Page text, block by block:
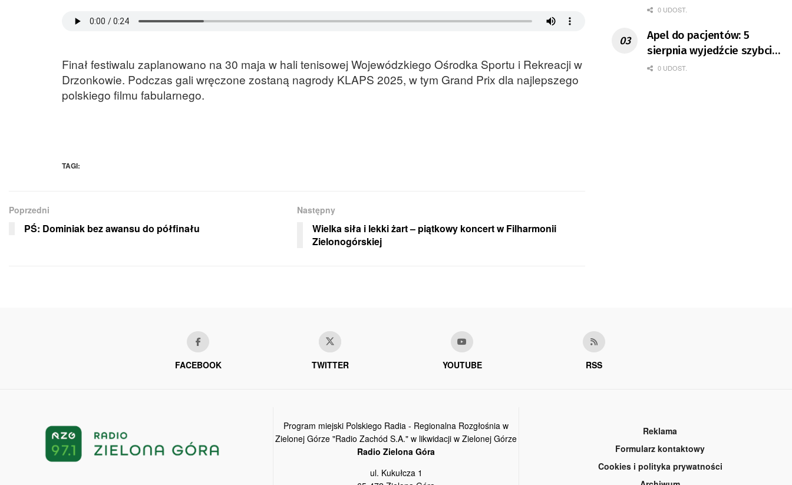
Finał festiwalu zaplanowano na 30 maja w hali tenisowej Wojewódzkiego Ośrodka Sportu i Rekreacji w
Drzonkowie. Podczas gali wręczone zostaną nagrody KLAPS 2025, w tym Grand Prix dla najlepszego
polskiego filmu fabularnego.
TAGI:
Poprzedni
PŚ: Dominiak bez awansu do półfinału
Następny
Wielka siła i lekki żart – piątkowy koncert w Filharmonii
Zielonogórskiej
Tour de Pologne
0 UDOST.
Apel do pacjentów: 5
sierpnia wyjedźcie szybciej
z domów
0 UDOST.
FACEBOOK TWITTER YOUTUBE RSS
Program miejski Polskiego Radia - Regionalna Rozgłośnia w
Zielonej Górze "Radio Zachód S.A." w likwidacji w Zielonej Górze
Radio Zielona Góra
ul. Kukułcza 1
Reklama
Formularz kontaktowy
Cookies i polityka prywatności